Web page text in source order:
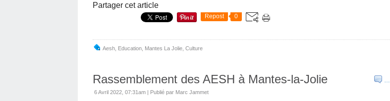
Partager cet article
Repost 0
Aesh Education Mantes La Jolie Culture
…
Rassemblement des AESH à Mantes-la-Jolie
6 Avril 2022, 07:31am | Publié par Marc Jammet